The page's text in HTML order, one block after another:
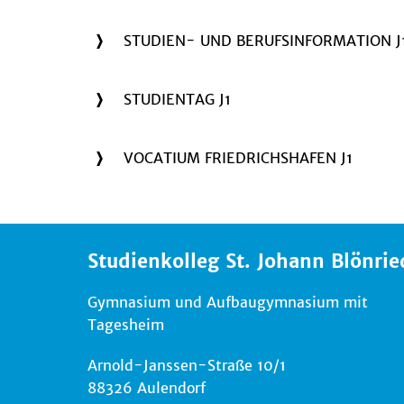
STUDIEN- UND BERUFSINFORMATION
STUDIENTAG J1
VOCATIUM FRIEDRICHSHAFEN J1
Studienkolleg St. Johann
Gymnasium und Aufbaugymnasium mit
Tagesheim
Arnold-Janssen-Straße 10/1
88326 Aulendorf